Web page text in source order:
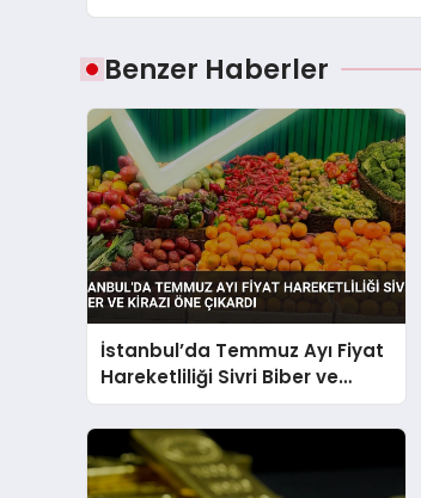
Benzer Haberler
İstanbul’da Temmuz Ayı Fiyat
Hareketliliği Sivri Biber ve
Kirazı Öne Çıkardı